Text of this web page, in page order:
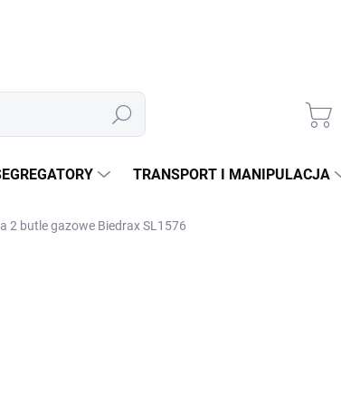
Szukaj
TRANSPORT I MANIPULACJA
2 butle gazowe Biedrax SL1576